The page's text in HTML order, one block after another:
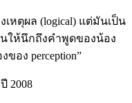
หตุผล (logical) แต่มันเป็น
นให้นึกถึงคำพูดของน้อง
อง perception”
2008